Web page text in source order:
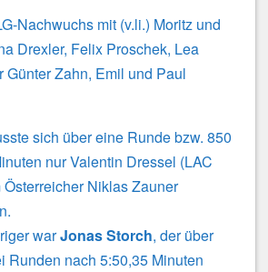
Nachwuchs mit (v.li.) Moritz und
Drexler, Felix Proschek, Lea
Günter Zahn, Emil und Paul
sich über eine Runde bzw. 850
nur Valentin Dressel (LAC
Niklas Zauner
warJonas Storch, der über
Runden nach 5:50,35 Minuten